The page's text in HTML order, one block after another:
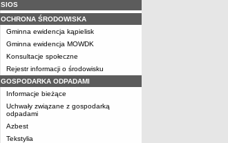
SIOS
OCHRONA ŚRODOWISKA
Gminna ewidencja kąpielisk
Gminna ewidencja MOWDK
Konsultacje społeczne
Rejestr informacji o środowisku
GOSPODARKA ODPADAMI
Informacje bieżące
Uchwały związane z gospodarką
odpadami
Azbest
Tekstylia